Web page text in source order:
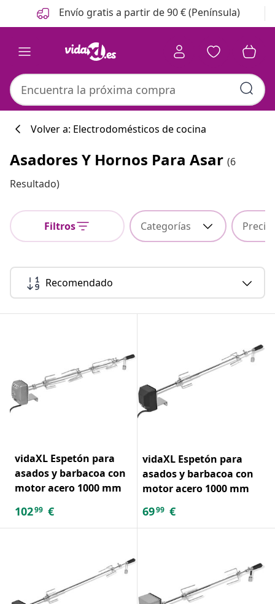
Anterior
Siguiente Envío gratis a partir de 90 € (Península)
#sharemevidaxl
Colección de
Volver a: Electrodomésticos de cocina
Asadores Y Hornos Para Asar (6
Resultado)
Filtros Categorías Precio
Recomendado
vidaXL Espetón para
asados y barbacoa con
motor acero 1000 mm
10299 €
vidaXL Espetón para
asados y barbacoa con
motor acero 1000 mm
6999 €